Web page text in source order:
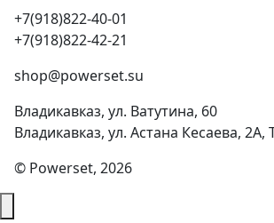
+7(918)822-40-01
+7(918)822-42-21
shop@powerset.su
Владикавказ, ул. Ватутина, 60
Владикавказ, ул. Астана Кесаева,
© Powerset, 2026